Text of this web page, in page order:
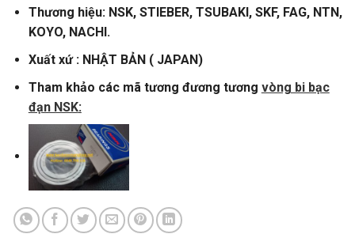
Thương hiệu: NSK, STIEBER, TSUBAKI, SKF, FAG, NTN,
KOYO, NACHI.
Xuất xứ : NHẬT BẢN ( JAPAN)
Tham khảo các mã tương đương tương vòng bi bạc
đạn NSK: